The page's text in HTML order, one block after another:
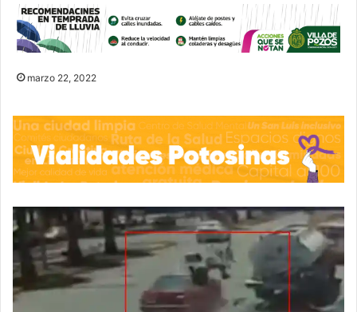
marzo 22, 2022